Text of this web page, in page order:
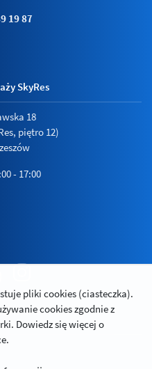
19 87
SkyRes
18
piętro 12)
- 17:00
pliki cookies (ciasteczka).
cookies zgodnie z
Dowiedz się więcej o